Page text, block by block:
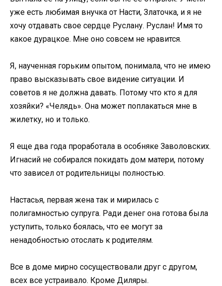
уже есть любимая внучка от Насти, Златочка, и я не
хочу отдавать свое сердце Руслану. Руслан! Имя то
какое дурацкое. Мне оно совсем не нравится.
Я, наученная горьким опытом, понимала, что не имею
право высказывать свое видение ситуации. И
советов я не должна давать. Потому что кто я для
хозяйки? «Челядь». Она может поплакаться мне в
жилетку, но и только.
Я еще два года проработала в особняке Заволовских.
Игнасий не собирался покидать дом матери, потому
что зависел от родительницы полностью.
Настасья, первая жена так и мирилась с
полигамностью супруга. Ради денег она готова была
уступить, только боялась, что ее могут за
ненадобностью отослать к родителям.
Все в доме мирно сосуществовали друг с другом,
всех все устраивало. Кроме Диляры.